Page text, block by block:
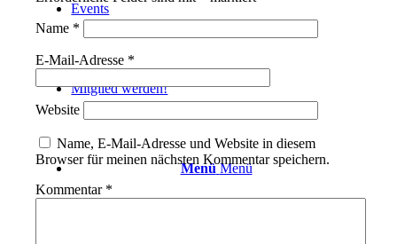
Events
Mitglied werden!
Menü Menü
Name *
E-Mail-Adresse *
Website
Name, E-Mail-Adresse und Website in diesem
Browser für meinen nächsten Kommentar speichern.
Kommentar *